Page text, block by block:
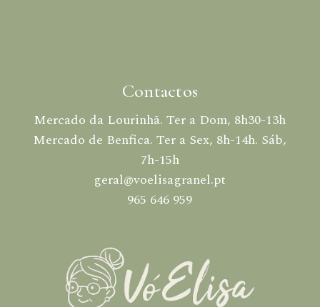
Contactos
Mercado da Lourinhã. Ter a Dom, 8h30-13h
Mercado de Benfica. Ter a Sex, 8h-14h. Sáb,
7h-15h
geral@voelisagranel.pt
965 646 959